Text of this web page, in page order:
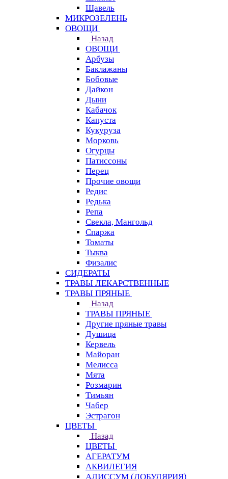
Щавель
МИКРОЗЕЛЕНЬ
ОВОЩИ
Назад
ОВОЩИ
Арбузы
Баклажаны
Бобовые
Дайкон
Дыни
Кабачок
Капуста
Кукуруза
Морковь
Огурцы
Патиссоны
Перец
Прочие овощи
Редис
Редька
Репа
Свекла, Мангольд
Спаржа
Томаты
Тыква
Физалис
СИДЕРАТЫ
ТРАВЫ ЛЕКАРСТВЕННЫЕ
ТРАВЫ ПРЯНЫЕ
Назад
ТРАВЫ ПРЯНЫЕ
Другие пряные травы
Душица
Кервель
Майоран
Мелисса
Мята
Розмарин
Тимьян
Чабер
Эстрагон
ЦВЕТЫ
Назад
ЦВЕТЫ
АГЕРАТУМ
АКВИЛЕГИЯ
АЛИССУМ (ЛОБУЛЯРИЯ)